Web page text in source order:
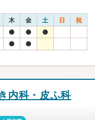
木 金 土 日 祝
内科・皮ふ科